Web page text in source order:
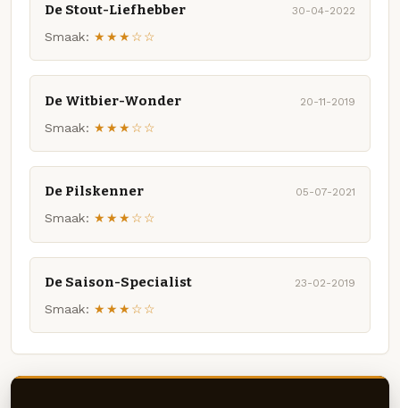
De Stout-Liefhebber 30-04-2022
Smaak: ★★★☆☆
De Witbier-Wonder 20-11-2019
Smaak: ★★★☆☆
De Pilskenner 05-07-2021
Smaak: ★★★☆☆
De Saison-Specialist 23-02-2019
Smaak: ★★★☆☆